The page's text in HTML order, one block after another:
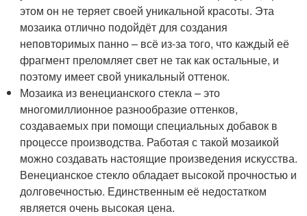
этом он не теряет своей уникальной красоты. Эта
мозаика отлично подойдёт для создания
неповторимых панно – всё из-за того, что каждый её
фрагмент преломляет свет не так как остальные, и
поэтому имеет свой уникальный оттенок.
Мозаика из венецианского стекла – это
многомиллионное разнообразие оттенков,
создаваемых при помощи специальных добавок в
процессе производства. Работая с такой мозаикой
можно создавать настоящие произведения искусства.
Венецианское стекло обладает высокой прочностью и
долговечностью. Единственным её недостатком
является очень высокая цена.